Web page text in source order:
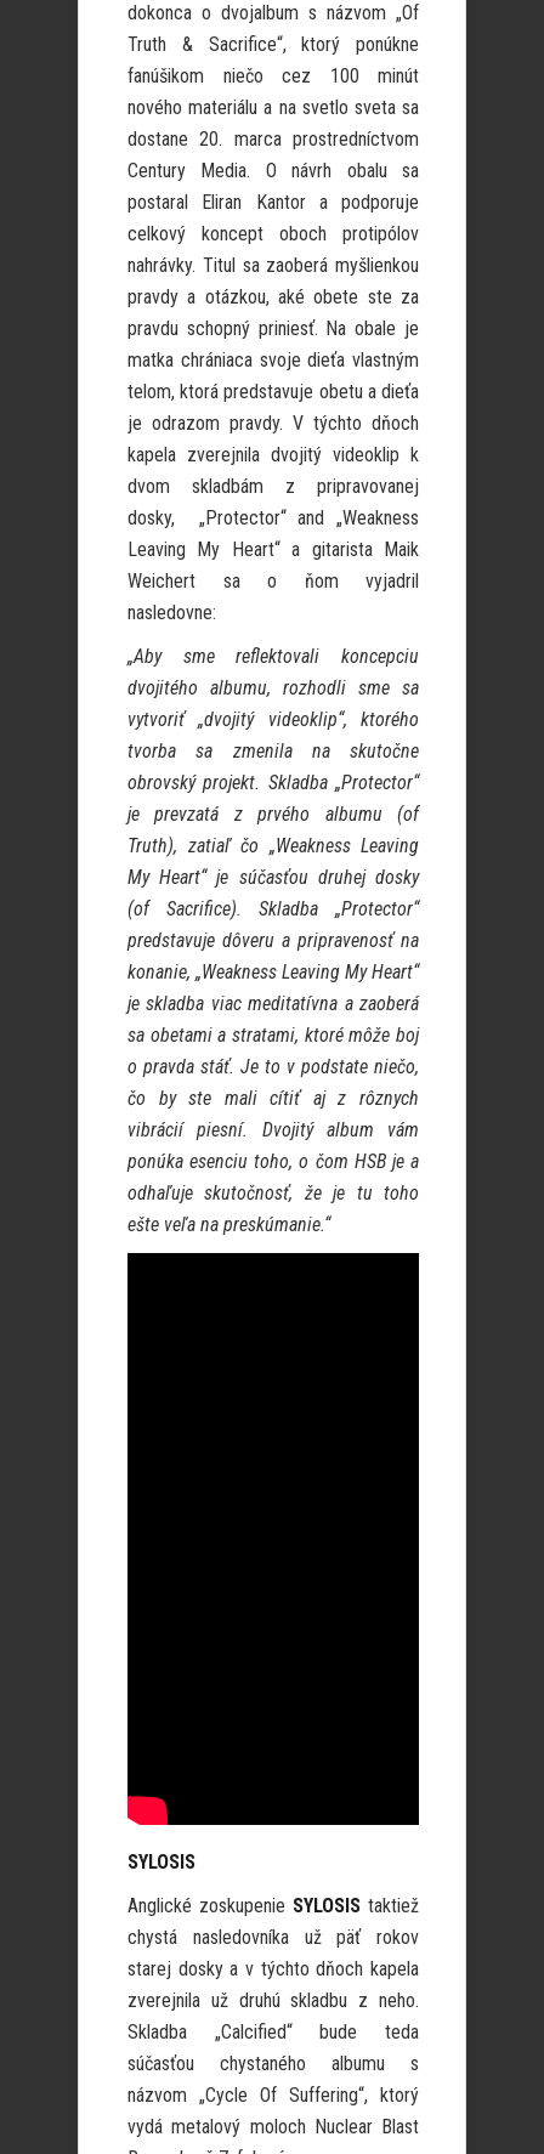
dokonca o dvojalbum s názvom „Of
Truth & Sacrifice“, ktorý ponúkne
fanúšikom niečo cez 100 minút
nového materiálu a na svetlo sveta sa
dostane 20. marca prostredníctvom
Century Media. O návrh obalu sa
postaral Eliran Kantor a podporuje
celkový koncept oboch protipólov
nahrávky. Titul sa zaoberá myšlienkou
pravdy a otázkou, aké obete ste za
pravdu schopný priniesť. Na obale je
matka chrániaca svoje dieťa vlastným
telom, ktorá predstavuje obetu a dieťa
je odrazom pravdy. V týchto dňoch
kapela zverejnila dvojitý videoklip k
dvom skladbám z pripravovanej
dosky, „Protector“ and „Weakness
Leaving My Heart“ a gitarista Maik
Weichert sa o ňom vyjadril
nasledovne:
„Aby sme reflektovali koncepciu
dvojitého albumu, rozhodli sme sa
vytvoriť „dvojitý videoklip“, ktorého
tvorba sa zmenila na skutočne
obrovský projekt. Skladba „Protector“
je prevzatá z prvého albumu (of
Truth), zatiaľ čo „Weakness Leaving
My Heart“ je súčasťou druhej dosky
(of Sacrifice). Skladba „Protector“
predstavuje dôveru a pripravenosť na
konanie, „Weakness Leaving My Heart“
je skladba viac meditatívna a zaoberá
sa obetami a stratami, ktoré môže boj
o pravda stáť. Je to v podstate niečo,
čo by ste mali cítiť aj z rôznych
vibrácií piesní. Dvojitý album vám
ponúka esenciu toho, o čom HSB je a
odhaľuje skutočnosť, že je tu toho
ešte veľa na preskúmanie.“
SYLOSIS
Anglické zoskupenie SYLOSIS taktiež
chystá nasledovníka už päť rokov
starej dosky a v týchto dňoch kapela
zverejnila už druhú skladbu z neho.
Skladba „Calcified“ bude teda
súčasťou chystaného albumu s
názvom „Cycle Of Suffering“, ktorý
vydá metalový moloch Nuclear Blast